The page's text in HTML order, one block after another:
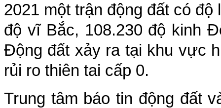
2021 một trận động đất có
độ vĩ Bắc, 108.230 độ kinh
Động đất xảy ra tại khu vực
rủi ro thiên tai cấp 0.
Trung tâm báo tin động đất